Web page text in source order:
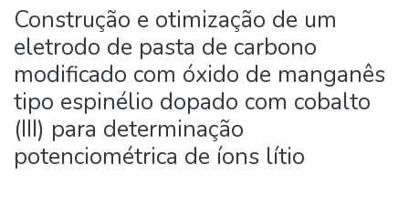
Statistics
Construção e otimização de um
eletrodo de pasta de carbono
modificado com óxido de manganês
tipo espinélio dopado com cobalto
(III) para determinação
potenciométrica de íons lítio